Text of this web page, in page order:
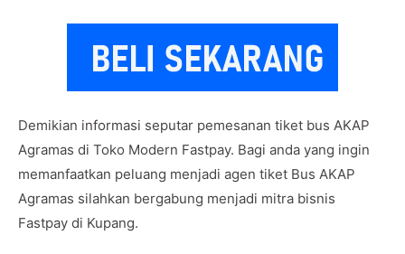
Demikian informasi seputar pemesanan tiket bus AKAP
Agramas di Toko Modern Fastpay. Bagi anda yang ingin
memanfaatkan peluang menjadi agen tiket Bus AKAP
Agramas silahkan bergabung menjadi mitra bisnis
Fastpay di Kupang.